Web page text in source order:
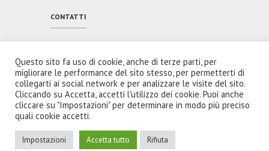
CONTATTI
00176 Roma
Email:
redazione@spaziointeriore.com
Spazio Interiore Soc Coop © 2026. Tutti i diritti
Questo sito fa uso di cookie, anche di terze parti, per
migliorare le performance del sito stesso, per permetterti di
collegarti ai social network e per analizzare le visite del sito.
Cliccando su Accetta, accetti l'utilizzo dei cookie. Puoi anche
cliccare su "Impostazioni" per determinare in modo più preciso
quali cookie accetti.
Impostazioni Accetta tutto Rifiuta